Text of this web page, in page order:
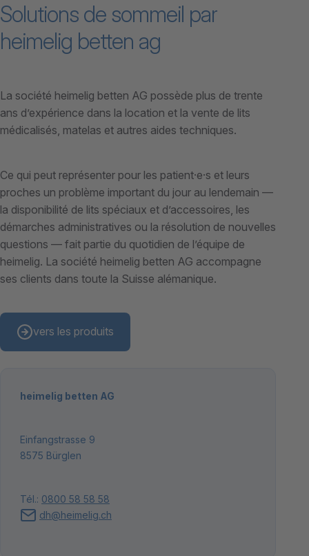
Solutions de sommeil par
heimelig betten ag
La société heimelig betten AG possède plus de trente
ans d’expérience dans la location et la vente de lits
médicalisés, matelas et autres aides techniques.
Ce qui peut représenter pour les patient·e·s et leurs
proches un problème important du jour au lendemain —
la disponibilité de lits spéciaux et d’accessoires, les
démarches administratives ou la résolution de nouvelles
questions — fait partie du quotidien de l’équipe de
heimelig. La société heimelig betten AG accompagne
ses clients dans toute la Suisse alémanique.
vers les produits
heimelig betten AG
Einfangstrasse 9
8575 Bürglen
Tél.: 0800 58 58 58
dh@heimelig.ch